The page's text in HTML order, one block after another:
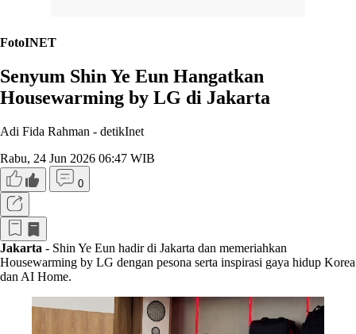
FotoINET
Senyum Shin Ye Eun Hangatkan
Housewarming by LG di Jakarta
Adi Fida Rahman - detikInet
Rabu, 24 Jun 2026 06:47 WIB
0
Jakarta - Shin Ye Eun hadir di Jakarta dan memeriahkan
Housewarming by LG dengan pesona serta inspirasi gaya hidup Korea
dan AI Home.